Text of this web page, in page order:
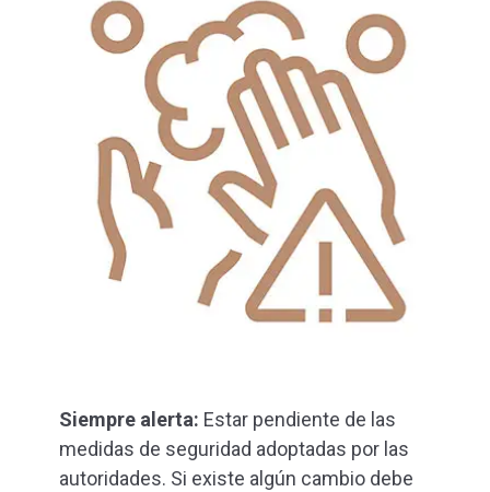
Siempre alerta: Estar pendiente de las
medidas de seguridad adoptadas por las
autoridades. Si existe algún cambio debe